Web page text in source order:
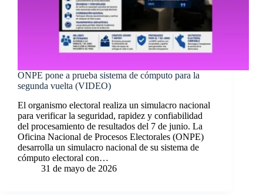
ONPE pone a prueba sistema de cómputo para la
segunda vuelta (VIDEO)
El organismo electoral realiza un simulacro nacional
para verificar la seguridad, rapidez y confiabilidad
del procesamiento de resultados del 7 de junio. La
Oficina Nacional de Procesos Electorales (ONPE)
desarrolla un simulacro nacional de su sistema de
cómputo electoral con…
31 de mayo de 2026